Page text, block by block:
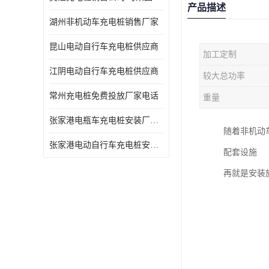
湖州非机动车充电桩销售厂家
昆山电动自行车充电桩供应商
江阴电动自行车充电桩供应商
常州充电桩免费投放厂家电话
张家港电瓶车充电桩安装厂家电话
张家港电动自行车充电桩安装供货商
产品描述
加工定制
较大总功率
重量
随着非机动
配套设施
再就是安装